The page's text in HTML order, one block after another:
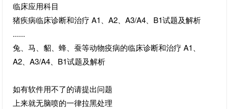
临床应用科目
猪疾病临床诊断和治疗 A1、A2、A3/A4、B1试题及解析
......
兔、马、貂、蜂、蚕等动物疫病的临床诊断和治疗 A1、
A2、A3/A4、B1试题及解析
如有软件用不了的请提出问题
上来就无脑喷的一律拉黑处理